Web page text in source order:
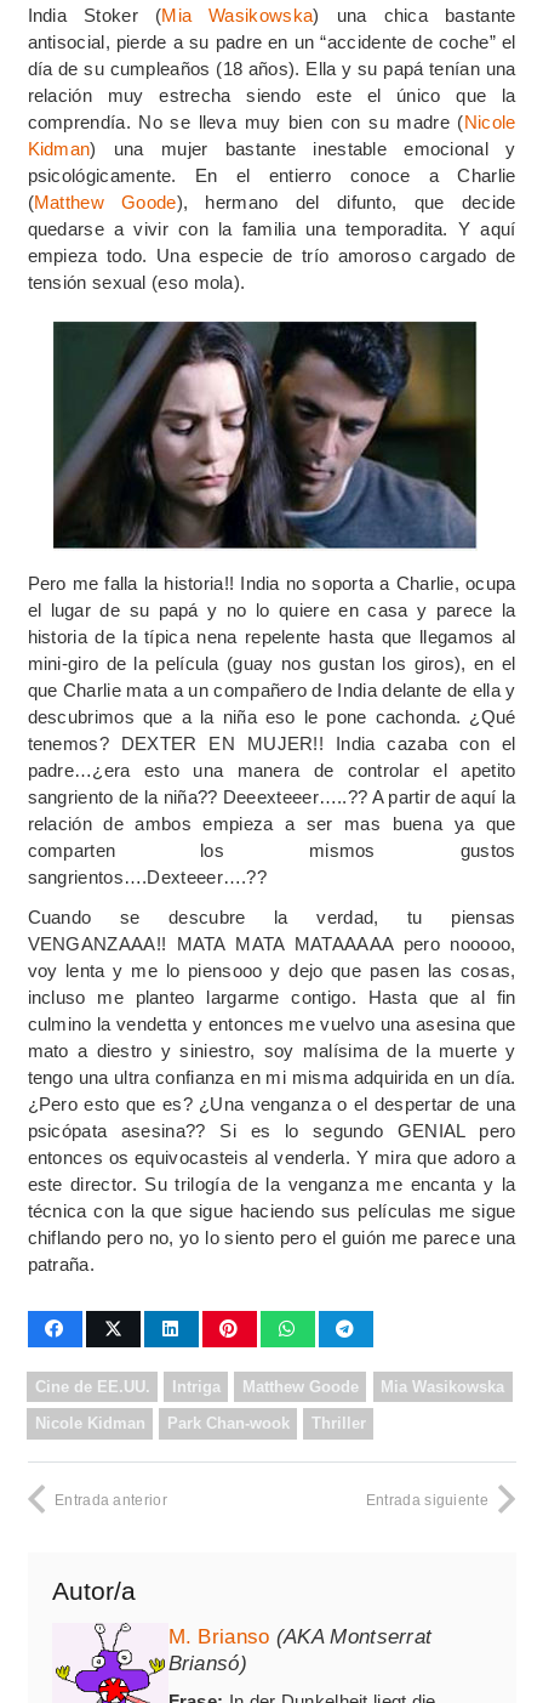
India Stoker (Mia Wasikowska) una chica bastante
antisocial, pierde a su padre en un “accidente de coche” el
día de su cumpleaños (18 años). Ella y su papá tenían una
relación muy estrecha siendo este el único que la
comprendía. No se lleva muy bien con su madre (Nicole
Kidman) una mujer bastante inestable emocional y
psicológicamente. En el entierro conoce a Charlie
(Matthew Goode), hermano del difunto, que decide
quedarse a vivir con la familia una temporadita. Y aquí
empieza todo. Una especie de trío amoroso cargado de
tensión sexual (eso mola).
Pero me falla la historia!! India no soporta a Charlie, ocupa
el lugar de su papá y no lo quiere en casa y parece la
historia de la típica nena repelente hasta que llegamos al
mini-giro de la película (guay nos gustan los giros), en el
que Charlie mata a un compañero de India delante de ella y
descubrimos que a la niña eso le pone cachonda. ¿Qué
tenemos? DEXTER EN MUJER!! India cazaba con el
padre…¿era esto una manera de controlar el apetito
sangriento de la niña?? Deeexteeer…..?? A partir de aquí la
relación de ambos empieza a ser mas buena ya que
comparten los mismos gustos
sangrientos….Dexteeer….??
Cuando se descubre la verdad, tu piensas
VENGANZAAA!! MATA MATA MATAAAAA pero nooooo,
voy lenta y me lo piensooo y dejo que pasen las cosas,
incluso me planteo largarme contigo. Hasta que al fin
culmino la vendetta y entonces me vuelvo una asesina que
mato a diestro y siniestro, soy malísima de la muerte y
tengo una ultra confianza en mi misma adquirida en un día.
¿Pero esto que es? ¿Una venganza o el despertar de una
psicópata asesina?? Si es lo segundo GENIAL pero
entonces os equivocasteis al venderla. Y mira que adoro a
este director. Su trilogía de la venganza me encanta y la
técnica con la que sigue haciendo sus películas me sigue
chiflando pero no, yo lo siento pero el guión me parece una
patraña.
Cine de EE.UU. Intriga Matthew Goode Mia Wasikowska
Nicole Kidman Park Chan-wook Thriller
Entrada anterior Entrada siguiente
Autor/a
M. Brianso (AKA Montserrat
Briansó)